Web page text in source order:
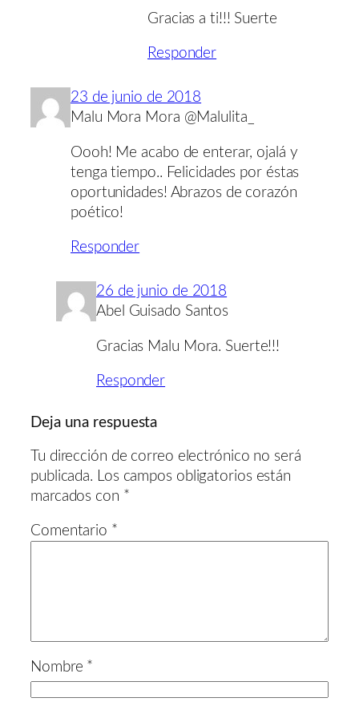
Gracias a ti!!! Suerte
Responder
23 de junio de 2018
Malu Mora Mora @Malulita_
Oooh! Me acabo de enterar, ojalá y
tenga tiempo.. Felicidades por éstas
oportunidades! Abrazos de corazón
poético!
Responder
26 de junio de 2018
Abel Guisado Santos
Gracias Malu Mora. Suerte!!!
Responder
Deja una respuesta
Tu dirección de correo electrónico no será
publicada. Los campos obligatorios están
marcados con *
Comentario *
Nombre *